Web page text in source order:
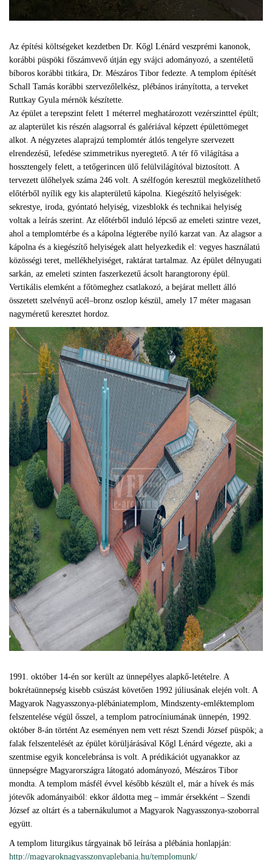
Az építési költségeket kezdetben Dr. Kőgl Lénárd veszprémi kanonok,
korábbi püspöki főszámvevő útján egy svájci adományozó, a szentéletű
bíboros korábbi titkára, Dr. Mészáros Tibor fedezte. A templom építését
Schall Tamás korábbi szervezőlelkész, plébános irányította, a terveket
Ruttkay Gyula mérnök készítette.
Az épület a terepszint felett 1 méterrel meghatározott vezérszinttel épült;
az alapterület kis részén alagsorral és galériával képzett épülettömeget
alkot. A négyzetes alaprajzú templomtér átlós tengelyre szervezett
elrendezésű, lefedése szimmetrikus nyeregtető. A tér fő világítása a
hossztengely felett, a tetőgerincen ülő felülvilágítóval biztosított. A
tervezett ülőhelyek száma 246 volt. A szélfogón keresztül megközelíthető
előtérből nyílik egy kis alapterületű kápolna. Kiegészítő helyiségek:
sekrestye, iroda, gyóntató helyiség, vizesblokk és technikai helyiség
voltak a leírás szerint. Az előtérből induló lépcső az emeleti szintre vezet,
ahol a templomtérbe és a kápolna légterébe nyíló karzat van. Az alagsor a
kápolna és a kiegészítő helyiségek alatt helyezkedik el: vegyes használatú
közösségi teret, mellékhelyiséget, raktárat tartalmaz. Az épület délnyugati
sarkán, az emeleti szinten faszerkezetű ácsolt harangtorony épül.
Vertikális elemként a főtömeghez csatlakozó, a bejárat mellett álló
összetett szelvényű acél–bronz oszlop készül, amely 17 méter magasan
nagyméretű keresztet hordoz.
1991. október 14-én sor került az ünnepélyes alapkő-letételre. A
bokrétaünnepség kisebb csúszást követően 1992 júliusának elején volt. A
Magyarok Nagyasszonya-plébániatemplom, Mindszenty-emléktemplom
felszentelése végül ősszel, a templom patrocíniumának ünnepén, 1992.
október 8-án történt Az eseményen nem vett részt Szendi József püspök; a
falak felszentelését az épület körüljárásával Kőgl Lénárd végezte, aki a
szentmise egyik koncelebránsa is volt. A prédikációt ugyanakkor az
ünnepségre Magyarországra látogató adományozó, Mészáros Tibor
mondta. A templom másfél évvel később készült el, már a hívek és más
jótevők adományaiból: ekkor áldotta meg – immár érsekként – Szendi
József az oltárt és a tabernákulumot a Magyarok Nagyasszonya-szoborral
együtt.
A templom liturgikus tárgyainak bő leírása a plébánia honlapján:
http://magyaroknagyasszonyaplebania.hu/templomunk/